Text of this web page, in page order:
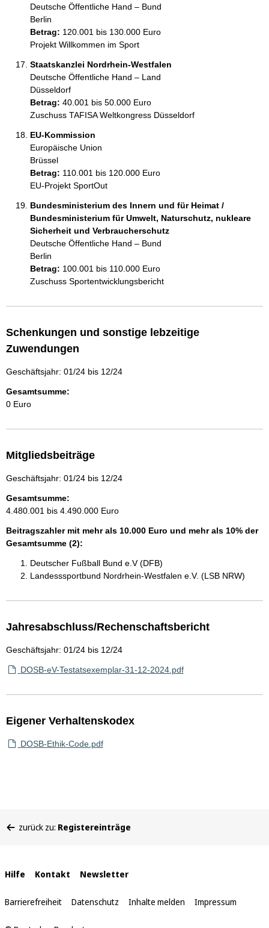
Deutsche Öffentliche Hand – Bund
Berlin
Betrag: 120.001 bis 130.000 Euro
Projekt Willkommen im Sport
Staatskanzlei Nordrhein-Westfalen
Deutsche Öffentliche Hand – Land
Düsseldorf
Betrag: 40.001 bis 50.000 Euro
Zuschuss TAFISA Weltkongress Düsseldorf
EU-Kommission
Europäische Union
Brüssel
Betrag: 110.001 bis 120.000 Euro
EU-Projekt SportOut
Bundesministerium des Innern und für Heimat /
Bundesministerium für Umwelt, Naturschutz, nukleare
Sicherheit und Verbraucherschutz
Deutsche Öffentliche Hand – Bund
Berlin
Betrag: 100.001 bis 110.000 Euro
Zuschuss Sportentwicklungsbericht
Schenkungen und sonstige lebzeitige
Zuwendungen
Geschäftsjahr: 01/24 bis 12/24
Gesamtsumme:
0 Euro
Mitgliedsbeiträge
Geschäftsjahr: 01/24 bis 12/24
Gesamtsumme:
4.480.001 bis 4.490.000 Euro
Beitragszahler mit mehr als 10.000 Euro und mehr als 10% der
Gesamtsumme (2):
Deutscher Fußball Bund e.V (DFB)
Landesssportbund Nordrhein-Westfalen e.V. (LSB NRW)
Jahresabschluss/Rechenschaftsbericht
Geschäftsjahr: 01/24 bis 12/24
DOSB-eV-Testatsexemplar-31-12-2024.pdf
Eigener Verhaltenskodex
DOSB-Ethik-Code.pdf
befinden
zurück zu: Registereinträge
Interne
Links
Hilfe Kontakt Newsletter
Barrierefreiheit Datenschutz Inhalte melden Impressum